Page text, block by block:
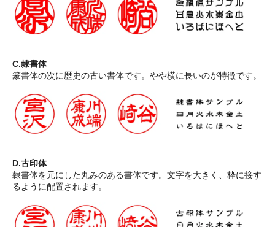
C.隷書体
篆書体の次に歴史の古い書体です。やや横に長いのが特徴です。
D.古印体
隷書体を元にした丸みのある書体です。文字を大きく、枠に接す
るように配置されます。